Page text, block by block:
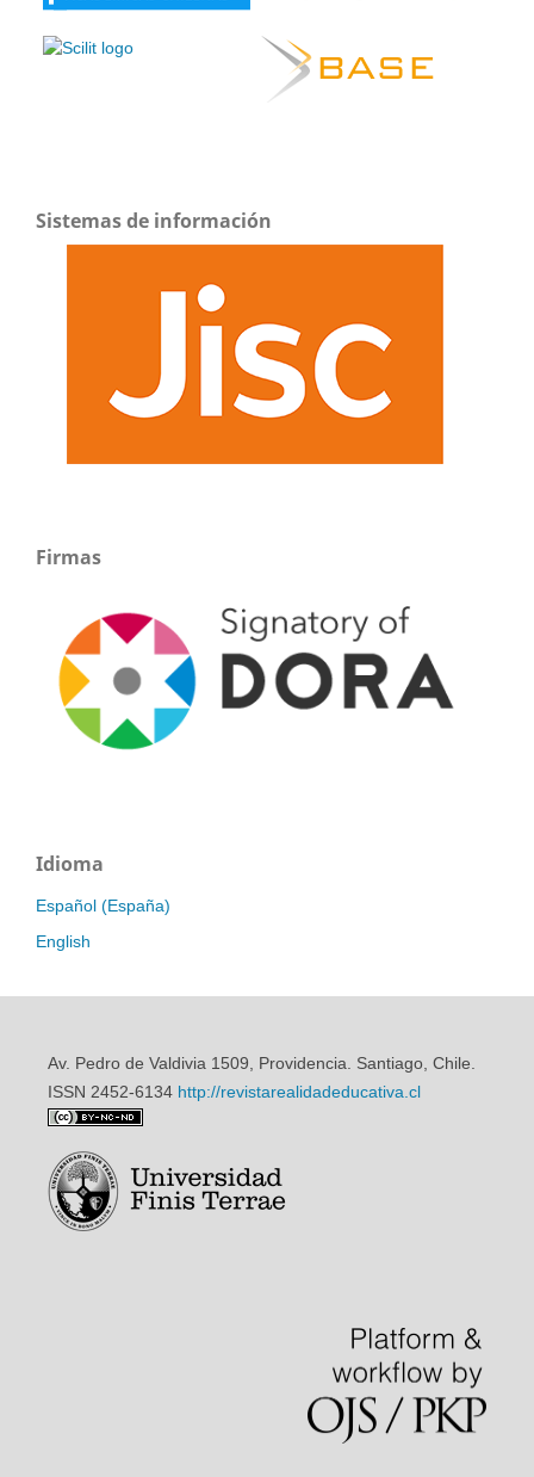
Sistemas de información
Firmas
Idioma
Español (España)
English
Av. Pedro de Valdivia 1509, Providencia. Santiago, Chile.
ISSN 2452-6134 http://revistarealidadeducativa.cl